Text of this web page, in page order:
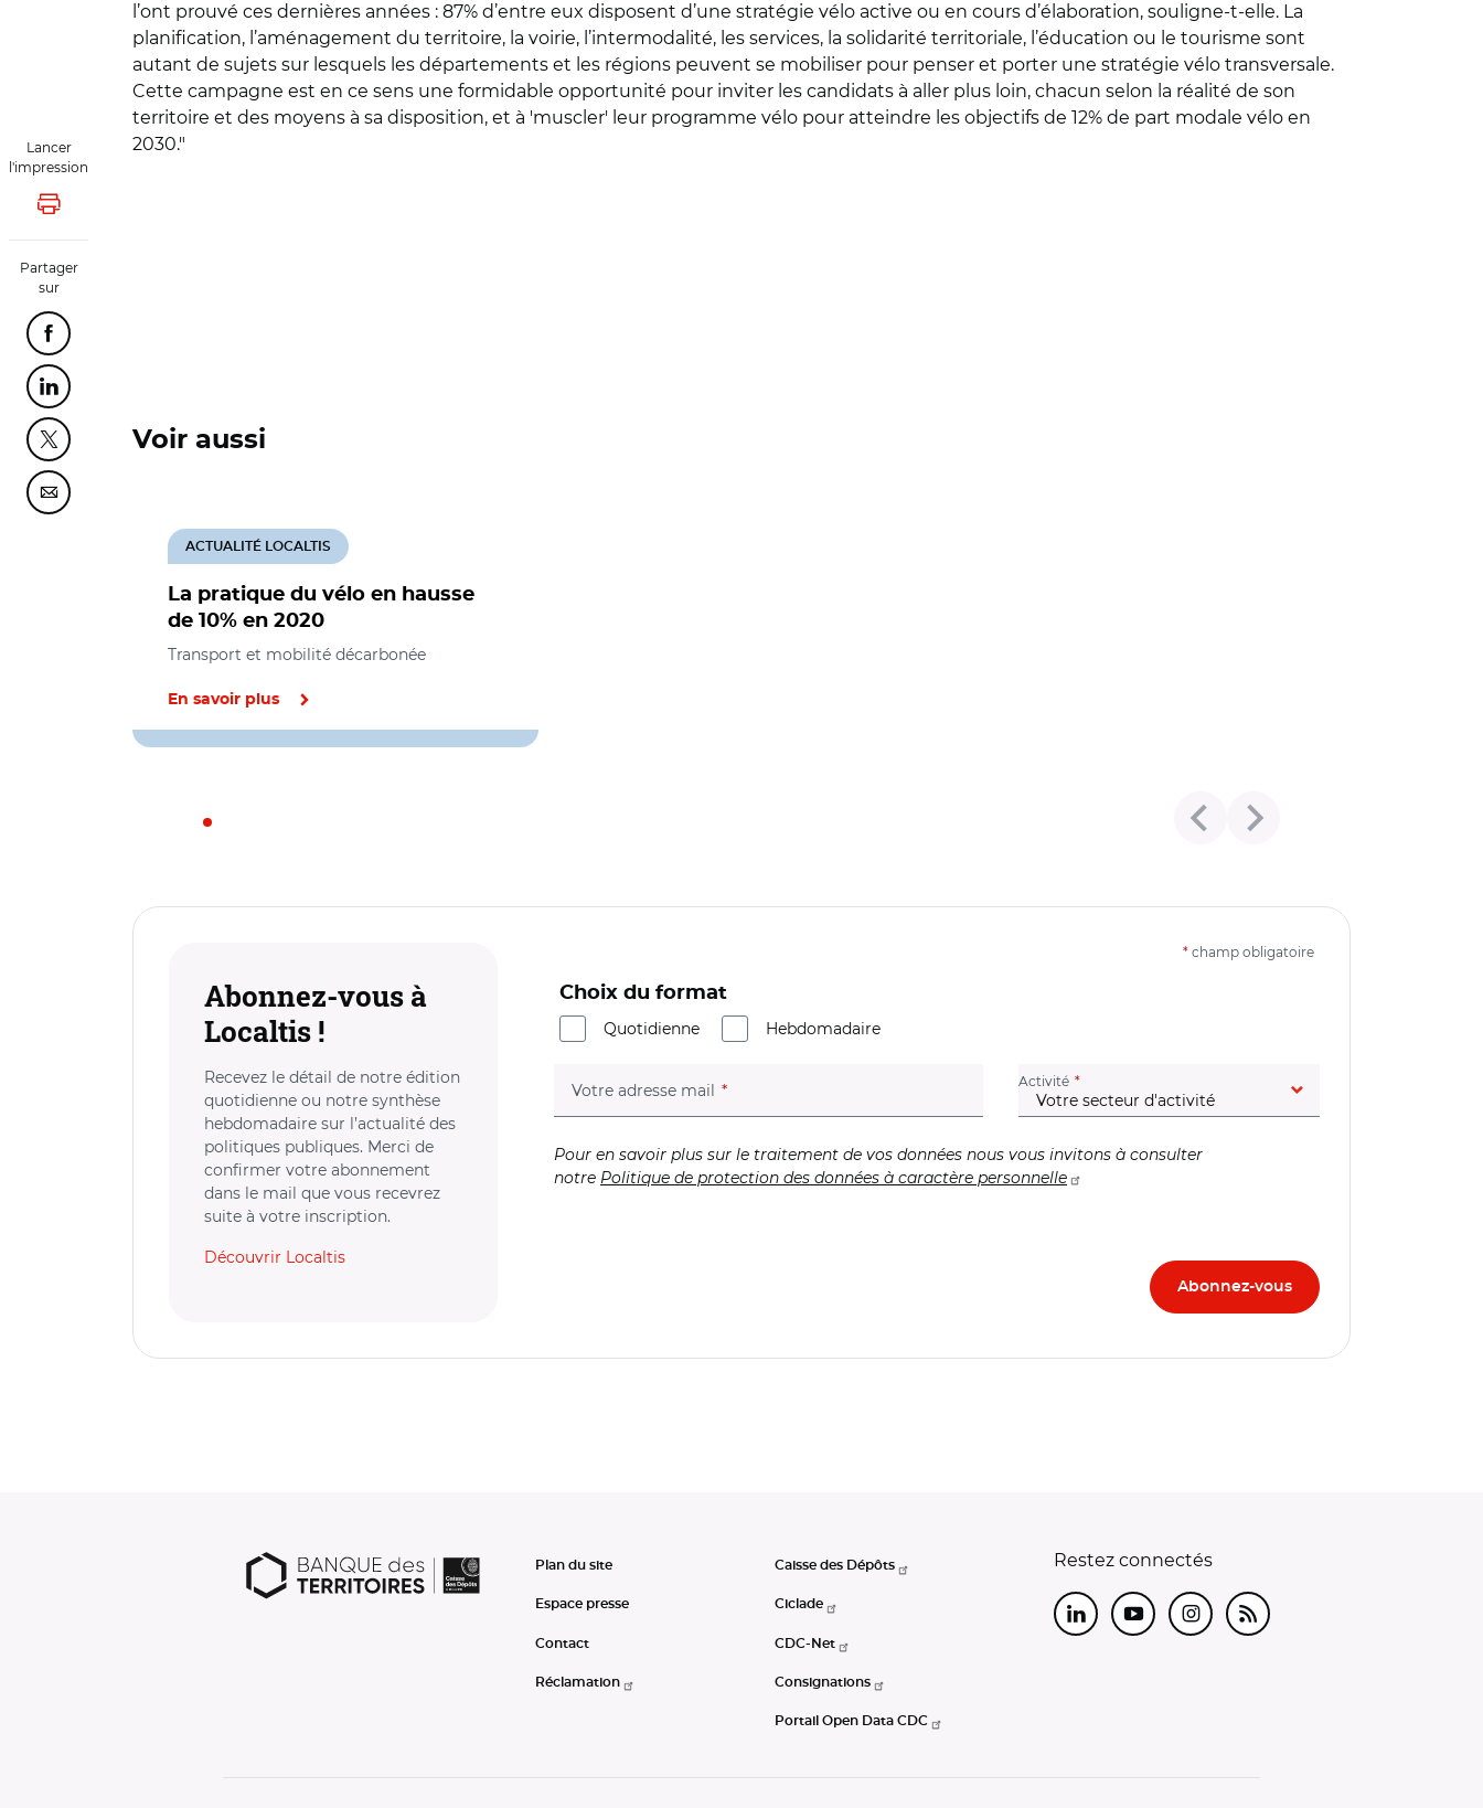
Lancer
l'impression
Lancer l'impression
Partager
sur
Partager cette page sur Facebook
Partager cette page sur Linkedin
Partager cette page sur Twitter
Partager cette page sur Courriel
l’ont prouvé ces dernières années : 87% d’entre eux disposent d’une stratégie vélo active ou en cours d’élaboration, souligne-t-elle. La
planification, l’aménagement du territoire, la voirie, l’intermodalité, les services, la solidarité territoriale, l’éducation ou le tourisme sont
autant de sujets sur lesquels les départements et les régions peuvent se mobiliser pour penser et porter une stratégie vélo transversale.
Cette campagne est en ce sens une formidable opportunité pour inviter les candidats à aller plus loin, chacun selon la réalité de son
territoire et des moyens à sa disposition, et à 'muscler' leur programme vélo pour atteindre les objectifs de 12% de part modale vélo en
2030."
Voir aussi
La pratique du vélo en hausse
de 10% en 2020
ACTUALITÉ LOCALTIS
Transport et mobilité décarbonée
En savoir plus
Abonnez-vous à
Localtis !
Recevez le détail de notre édition
quotidienne ou notre synthèse
hebdomadaire sur l’actualité des
politiques publiques. Merci de
confirmer votre abonnement
dans le mail que vous recevrez
suite à votre inscription.
Découvrir Localtis
* champ obligatoire
Choix du format
Quotidienne
Hebdomadaire
Votre adresse mail (champ obligatoire) Activité (champ obligatoire)
Pour en savoir plus sur le traitement de vos données nous vous invitons à consulter
notre Politique de protection des données à caractère personnelle
Plan du site
Espace presse
Contact
Réclamation
Caisse des Dépôts
Ciclade
CDC-Net
Consignations
Portail Open Data CDC
Restez connectés
LinkedInYoutubeInstagram
RSS